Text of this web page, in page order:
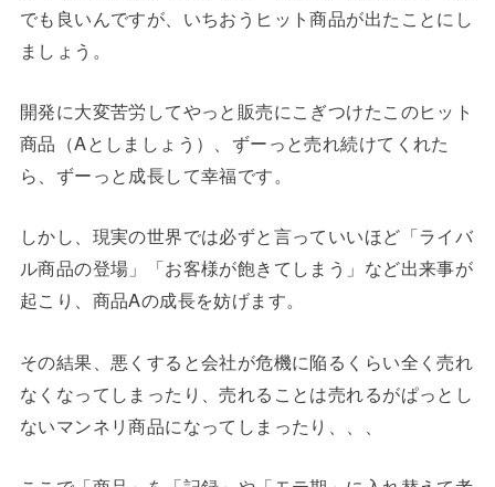
でも良いんですが、いちおうヒット商品が出たことにし
ましょう。
開発に大変苦労してやっと販売にこぎつけたこのヒット
商品（Aとしましょう）、ずーっと売れ続けてくれた
ら、ずーっと成長して幸福です。
しかし、現実の世界では必ずと言っていいほど「ライバ
ル商品の登場」「お客様が飽きてしまう」など出来事が
起こり、商品Aの成長を妨げます。
その結果、悪くすると会社が危機に陥るくらい全く売れ
なくなってしまったり、売れることは売れるがぱっとし
ないマンネリ商品になってしまったり、、、